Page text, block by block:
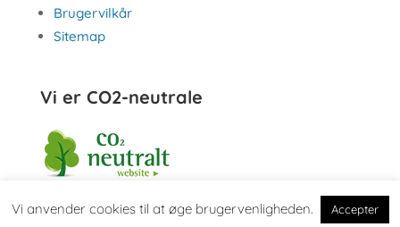
Brugervilkår
Sitemap
Vi er CO2-neutrale
Vi anvender cookies til at øge brugervenligheden. Accepter